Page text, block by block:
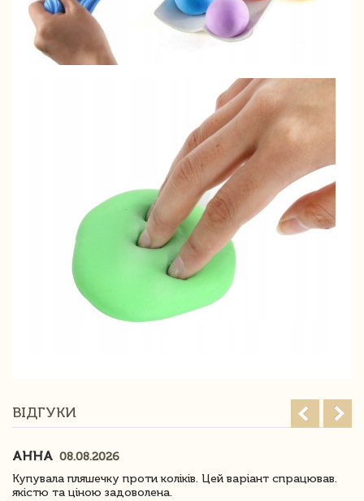
ВІДГУКИ
АННА 08.08.2026
Купувала пляшечку проти коліків. Цей варіант спрацював.
якістю та ціною задоволена.